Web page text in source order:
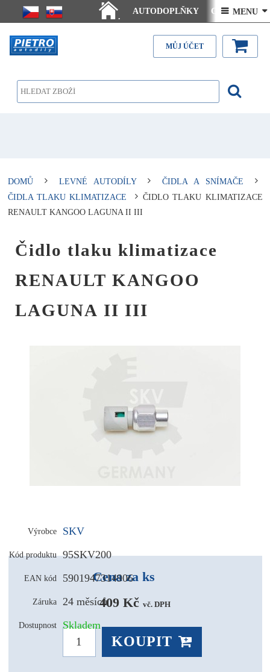
.
AUTODOPLŇKY Ceny doručení
Články - návody Kontakt
 MENU 
MŮJ ÚČET
DOMŮ LEVNÉ AUTODÍLY
ČIDLA A SNÍMAČE
ČIDLA TLAKU KLIMATIZACE
ČIDLO TLAKU KLIMATIZACE
RENAULT KANGOO LAGUNA II III
Čidlo tlaku klimatizace
RENAULT KANGOO
LAGUNA II III
Výrobce SKV
Kód produktu 95SKV200
EAN kód 5901947314906
Záruka 24 měsíců
Dostupnost Skladem
Cena za ks
409 Kč vč. DPH
KOUPIT